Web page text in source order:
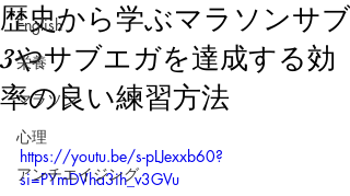
English
栄養
マラソン
心理
アンチエイジング
歴史から学ぶマラソンサブ
3やサブエガを達成する効
率の良い練習方法
https://youtu.be/s-pLJexxb60?
si=PYmDVha3ih_v3GVu